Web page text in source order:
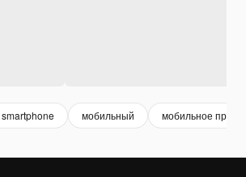
smartphone мобильный мобильное